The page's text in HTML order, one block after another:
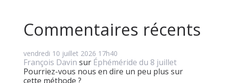
Commentaires récents
vendredi 10 juillet 2026 17h40
François Davin sur Éphéméride du 8 juillet
Pourriez-vous nous en dire un peu plus sur
cette méthode ?